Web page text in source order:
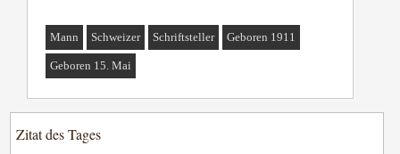
Mann Schweizer Schriftsteller Geboren 1911
Geboren 15. Mai
Zitat des Tages